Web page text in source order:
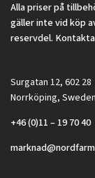
Alla priser på
gäller inte vid köp
reservdel.
Surgatan 12, 602 28
Norrköping, Sweden
+46 (0)11 – 19 70 40